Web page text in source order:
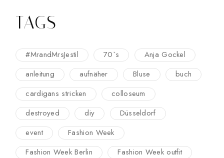
TAGS
#MrandMrsJestil 70`s
Anja Gockel
anleitung
aufnäher Bluse
buch
cardigans stricken
colloseum
destroyed
diy
Düsseldorf
event
Fashion Week
Fashion Week Berlin
Fashion Week outfit